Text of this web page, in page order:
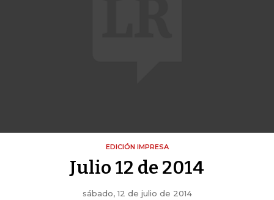
EDICIÓN IMPRESA
Julio 12 de 2014
sábado, 12 de julio de 2014